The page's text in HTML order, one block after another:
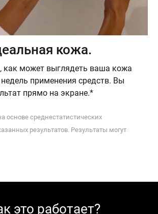
кожа.
может выглядеть ваша кожа
применения средств. Вы
прямо на экране.*
основе среднестатистических
результатов. Результаты могут
это работает?